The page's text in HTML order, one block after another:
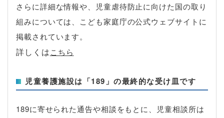
さらに詳細な情報や、児童虐待防止に向けた国の取り
組みについては、こども家庭庁の公式ウェブサイトに
掲載されています。
詳しくはこちら
児童養護施設は「189」の最終的な受け皿です
189に寄せられた通告や相談をもとに、児童相談所は